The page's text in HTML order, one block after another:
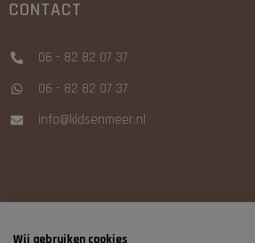
CONTACT
06 - 82 82 07 37
06 - 82 82 07 37
info@kidsenmeer.nl
Wij gebruiken cookies